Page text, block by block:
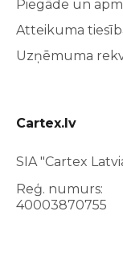
Piegāde un
Atteikuma
Uzņēmuma
Cartex.lv
SIA "Cartex
Reģ. numurs:
40003870755